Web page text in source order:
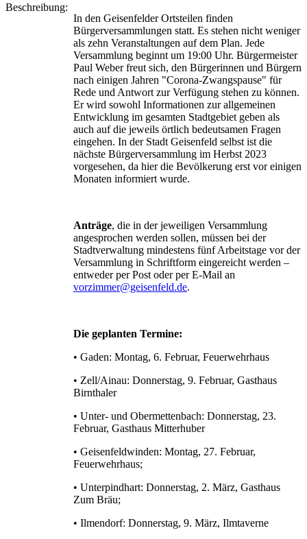
Beschreibung:
In den Geisenfelder Ortsteilen finden
Bürgerversammlungen statt. Es stehen nicht weniger
als zehn Veranstaltungen auf dem Plan. Jede
Versammlung beginnt um 19:00 Uhr. Bürgermeister
Paul Weber freut sich, den Bürgerinnen und Bürgern
nach einigen Jahren "Corona-Zwangspause" für
Rede und Antwort zur Verfügung stehen zu können.
Er wird sowohl Informationen zur allgemeinen
Entwicklung im gesamten Stadtgebiet geben als
auch auf die jeweils örtlich bedeutsamen Fragen
eingehen. In der Stadt Geisenfeld selbst ist die
nächste Bürgerversammlung im Herbst 2023
vorgesehen, da hier die Bevölkerung erst vor einigen
Monaten informiert wurde.
Anträge, die in der jeweiligen Versammlung
angesprochen werden sollen, müssen bei der
Stadtverwaltung mindestens fünf Arbeitstage vor der
Versammlung in Schriftform eingereicht werden –
entweder per Post oder per E-Mail an
vorzimmer@geisenfeld.de.
Die geplanten Termine:
• Gaden: Montag, 6. Februar, Feuerwehrhaus
• Zell/Ainau: Donnerstag, 9. Februar, Gasthaus
Birnthaler
• Unter- und Obermettenbach: Donnerstag, 23.
Februar, Gasthaus Mitterhuber
• Geisenfeldwinden: Montag, 27. Februar,
Feuerwehrhaus;
• Unterpindhart: Donnerstag, 2. März, Gasthaus
Zum Bräu;
• Ilmendorf: Donnerstag, 9. März, Ilmtaverne